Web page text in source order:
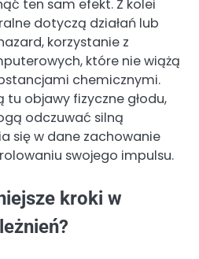
ten sam efekt. Z kolei
dotyczą działań lub
korzystanie z
które nie wiążą
chemicznymi.
tu objawy fizyczne głodu,
odczuwać silną
się w dane zachowanie
swojego impulsu.
kroki w